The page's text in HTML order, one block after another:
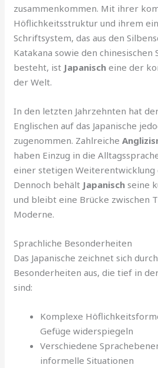
zusammenkommen. Mit ihrer
Höflichkeitsstruktur und ihrem
Schriftsystem, das aus den
Katakana sowie den chinesischen
besteht, ist Japanisch eine der
der Welt.
In den letzten Jahrzehnten hat
Englischen auf das Japanische
zugenommen. Zahlreiche
haben Einzug in die
einer stetigen Weiterentwicklung
Dennoch behält Japanisch seine
und bleibt eine Brücke zwischen
Moderne.
Sprachliche Besonderheiten
Das Japanische zeichnet sich
Besonderheiten aus, die tief in
sind:
Komplexe
Gefüge widerspiegeln
Verschiedene
informelle Situationen